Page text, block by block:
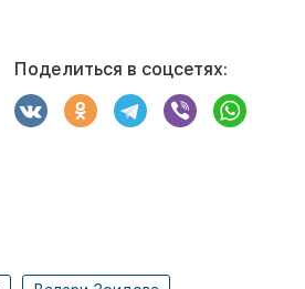
Поделиться в соцсетях: